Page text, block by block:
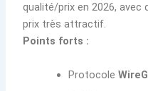
qualité/prix en 2026, avec
prix très attractif.
Points forts :
Protocole